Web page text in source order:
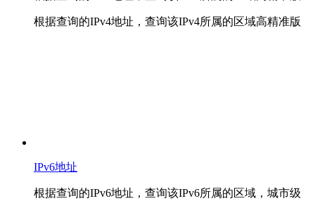
根据查询的IPv4地址，查询该IPv4所属的区域高精准版
IPv6地址
根据查询的IPv6地址，查询该IPv6所属的区域，城市级